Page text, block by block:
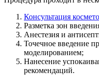
Консультация
Разметка зон
Анестезия и
Точечное введение
моделированием;
Нанесение
рекомендаций.